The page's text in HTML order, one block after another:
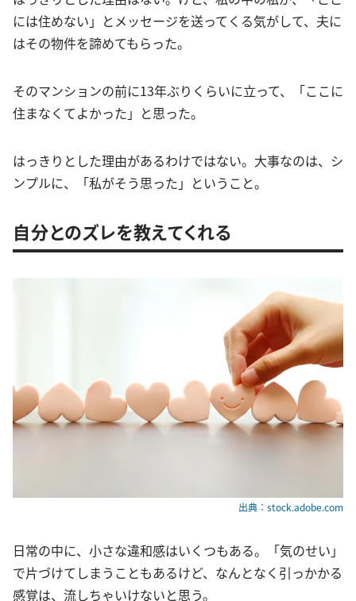
には住めない」とメッセージを送ってくる気がして、夫に
はその物件を諦めてもらった。
そのマンションの前に13年ぶりくらいに立って、「ここに
住まなくてよかった」と思った。
はっきりとした理由があるわけではない。大事なのは、シ
ンプルに、「私がそう思った」ということ。
自分とのズレを教えてくれる
出典：stock.adobe.com
日常の中に、小さな違和感はいくつもある。「気のせい」
で片づけてしまうこともあるけど、なんとなく引っかかる
感覚は、流しちゃいけないと思う。